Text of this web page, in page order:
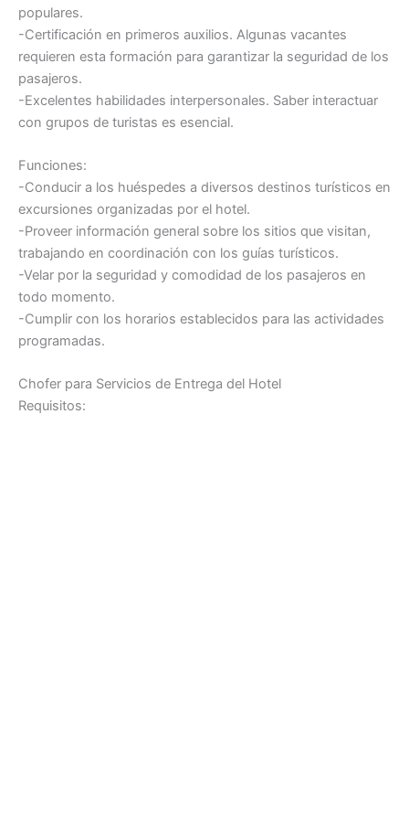
populares.
-Certificación en primeros auxilios. Algunas vacantes
requieren esta formación para garantizar la seguridad de los
pasajeros.
-Excelentes habilidades interpersonales. Saber interactuar
con grupos de turistas es esencial.
Funciones:
-Conducir a los huéspedes a diversos destinos turísticos en
excursiones organizadas por el hotel.
-Proveer información general sobre los sitios que visitan,
trabajando en coordinación con los guías turísticos.
-Velar por la seguridad y comodidad de los pasajeros en
todo momento.
-Cumplir con los horarios establecidos para las actividades
programadas.
Chofer para Servicios de Entrega del Hotel
Requisitos: